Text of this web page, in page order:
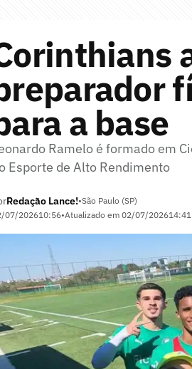
a base
Ramelo é formado em
Esporte de Alto Rendimento
Redação Lance!•São Paulo (SP)
07/202610:56•Atualizado em 02/07/202614:41